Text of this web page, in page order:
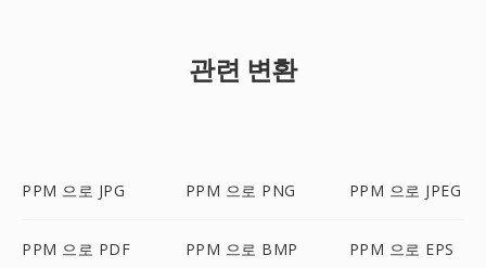
관련 변환
PPM 으로 JPG PPM 으로 PNG PPM 으로 JPEG
PPM 으로 PDF PPM 으로 BMP PPM 으로 EPS